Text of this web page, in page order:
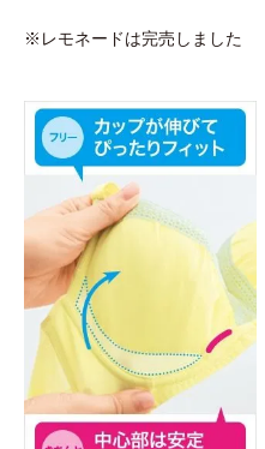
※レモネードは完売しました